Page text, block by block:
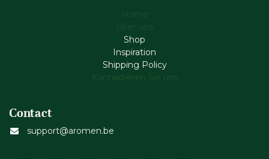
Home
Über uns
Shop
Inspiration
Shipping Policy
Kontaktieren Sie uns
Contact
support@aromen.be